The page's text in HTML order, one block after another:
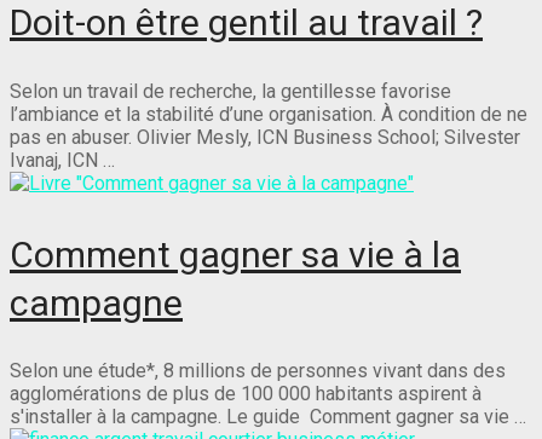
Doit-on être gentil au travail ?
Selon un travail de recherche, la gentillesse favorise
l’ambiance et la stabilité d’une organisation. À condition de ne
pas en abuser. Olivier Mesly, ICN Business School; Silvester
Ivanaj, ICN …
Comment gagner sa vie à la
campagne
Selon une étude*, 8 millions de personnes vivant dans des
agglomérations de plus de 100 000 habitants aspirent à
s'installer à la campagne. Le guide Comment gagner sa vie …